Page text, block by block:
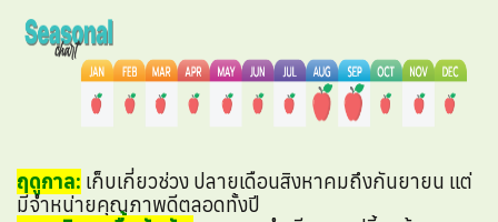
ฤดูกาล: เก็บเกี่ยวช่วง ปลายเดือนสิงหาคมถึงกันยายน แต่
มีจำหน่ายคุณภาพดีตลอดทั้งปี